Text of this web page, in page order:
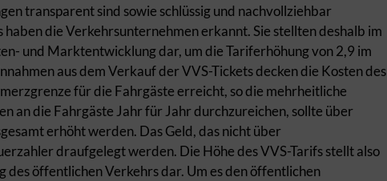
transparent sind sowie schlüssig und nachvollziehbar
die Verkehrsunternehmen erkannt. Sie stellten deshalb im
und Marktentwicklung dar, um die Tariferhöhung von 2,9 im
aus dem Verkauf der VVS-Tickets decken die Kosten des
für die Fahrgäste erreicht, so die mehrheitliche
an die Fahrgäste Jahr für Jahr durchzureichen, sollte über
erhöht werden. Das Geld, das nicht über
draufgelegt werden. Die Höhe des VVS-Tarifs stellt also
öffentlichen Verkehrs dar. Um es den öffentlichen